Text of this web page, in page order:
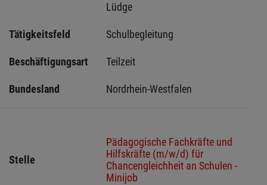
Lüdge
Tätigkeitsfeld Schulbegleitung
Beschäftigungsart Teilzeit
Bundesland Nordrhein-Westfalen
Stelle
Pädagogische Fachkräfte und
Hilfskräfte (m/w/d) für
Chancengleichheit an Schulen -
Minijob